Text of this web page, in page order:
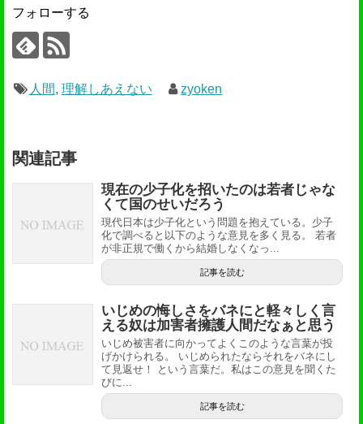
フォローする
人間, 理解しあえない zyoken
関連記事
現在の少子化を招いたのは若者じゃな
くて国のせいだろう
現代日本は少子化という問題を抱えている。少子
化で調べると以下のような意見を多く見る。 若者
が非正規で働くから結婚しなくなっ...
記事を読む
いじめの悔しさをバネにと軽々しく言
える奴は加害者擁護人間だなぁと思う
いじめ被害者に向かってよくこのような言葉が投
げかけられる。 いじめられたならそれをバネにし
て見返せ！ という言葉だ。私はこの意見を聞くた
びに...
記事を読む